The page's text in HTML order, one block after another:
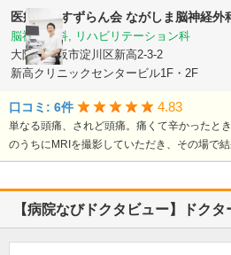
医療法人すずらん会 ながしま脳神経外
脳神経外科, リハビリテーション科
大阪府大阪市淀川区新高2-3-2
新高クリニックセンタービル1F・2F
口コミ: 6件 4.83
単なる頭痛、されど頭痛。痛くて辛かったと
のうちにMRIを撮影していただき、その場で
【病院なびドクタビュー】ドク